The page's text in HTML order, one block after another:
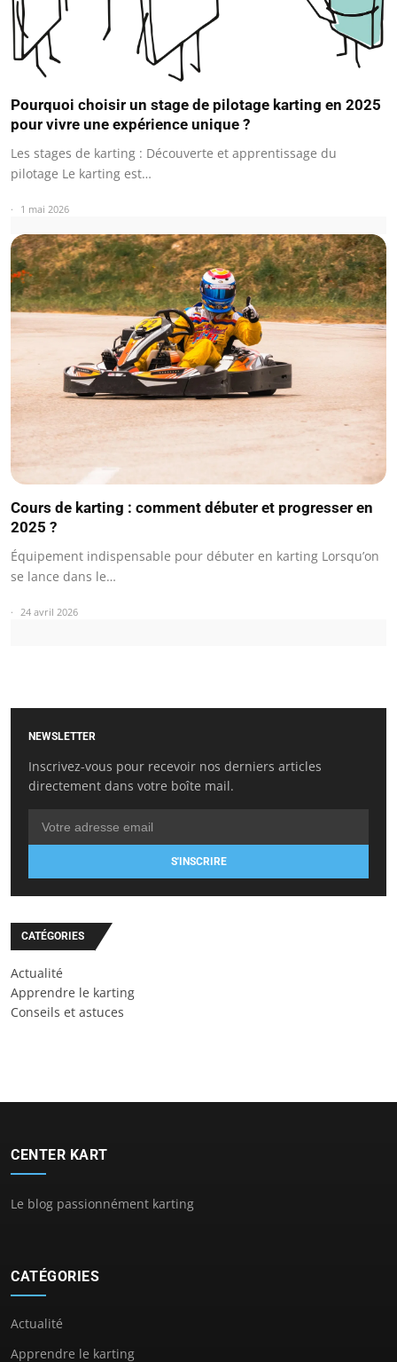
Pourquoi choisir un stage de pilotage karting en 2025
pour vivre une expérience unique ?
Les stages de karting : Découverte et apprentissage du
pilotage Le karting est…
1 mai 2026
Cours de karting : comment débuter et progresser en
2025 ?
Équipement indispensable pour débuter en karting Lorsqu’on
se lance dans le…
24 avril 2026
NEWSLETTER
Inscrivez-vous pour recevoir nos derniers articles
directement dans votre boîte mail.
S'INSCRIRE
CATÉGORIES
Actualité
Apprendre le karting
Conseils et astuces
CENTER KART
Le blog passionnément karting
CATÉGORIES
Actualité
Apprendre le karting